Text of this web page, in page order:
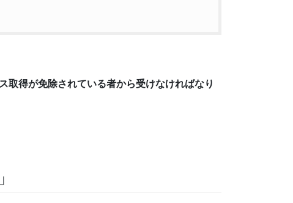
取得が免除されている者から受けなければなり
」